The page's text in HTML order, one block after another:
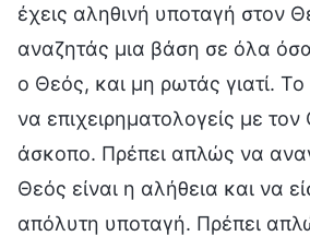
έχεις αληθινή υποταγή στον
αναζητάς μια βάση σε όλα
ο Θεός, και μη ρωτάς γιατί.
να επιχειρηματολογείς με τον
άσκοπο. Πρέπει απλώς να
Θεός είναι η αλήθεια και να
απόλυτη υποταγή. Πρέπει